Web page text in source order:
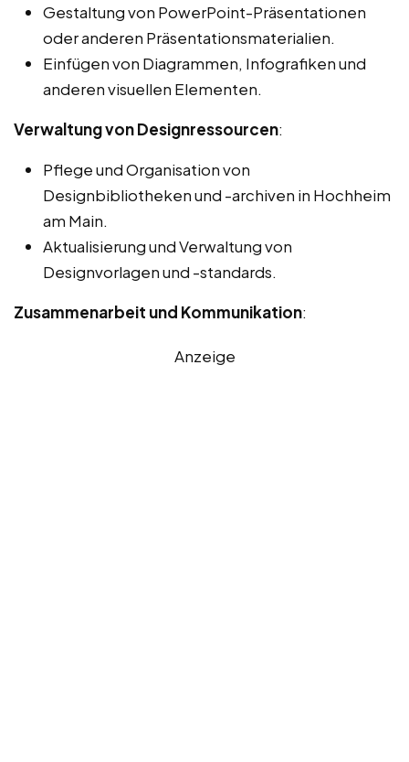
Gestaltung von PowerPoint-Präsentationen
oder anderen Präsentationsmaterialien.
Einfügen von Diagrammen, Infografiken und
anderen visuellen Elementen.
Verwaltung von Designressourcen:
Pflege und Organisation von
Designbibliotheken und -archiven in Hochheim
am Main.
Aktualisierung und Verwaltung von
Designvorlagen und -standards.
Zusammenarbeit und Kommunikation:
Anzeige